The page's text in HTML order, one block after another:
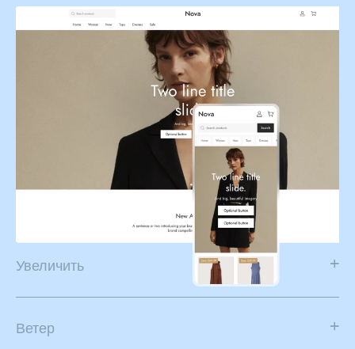
Изысканная и стильная тема, идеально подходящая
для модных бутиков и lifestyle-брендов.
Preview this theme
Многогранная, легко адаптируемая тема,
предназначенная для предприятий с большими
Увеличить
Элегантный дизайн, разработанный для компаний с
небольшим количеством SKU и товарных запасов,
продукта.
Ветер